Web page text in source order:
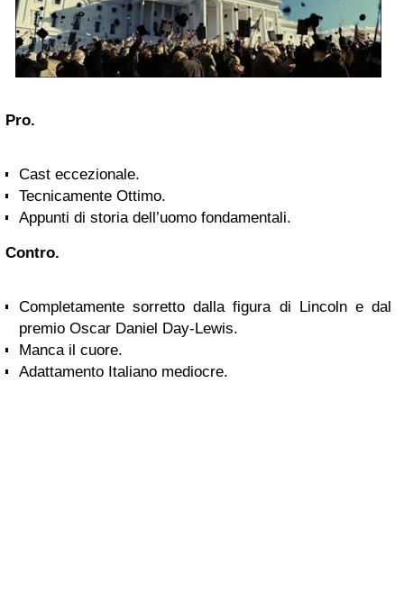
Pro.
Cast eccezionale.
Tecnicamente Ottimo.
Appunti di storia dell’uomo fondamentali.
Contro.
Completamente sorretto dalla figura di Lincoln e dal
premio Oscar Daniel Day-Lewis.
Manca il cuore.
Adattamento Italiano mediocre.